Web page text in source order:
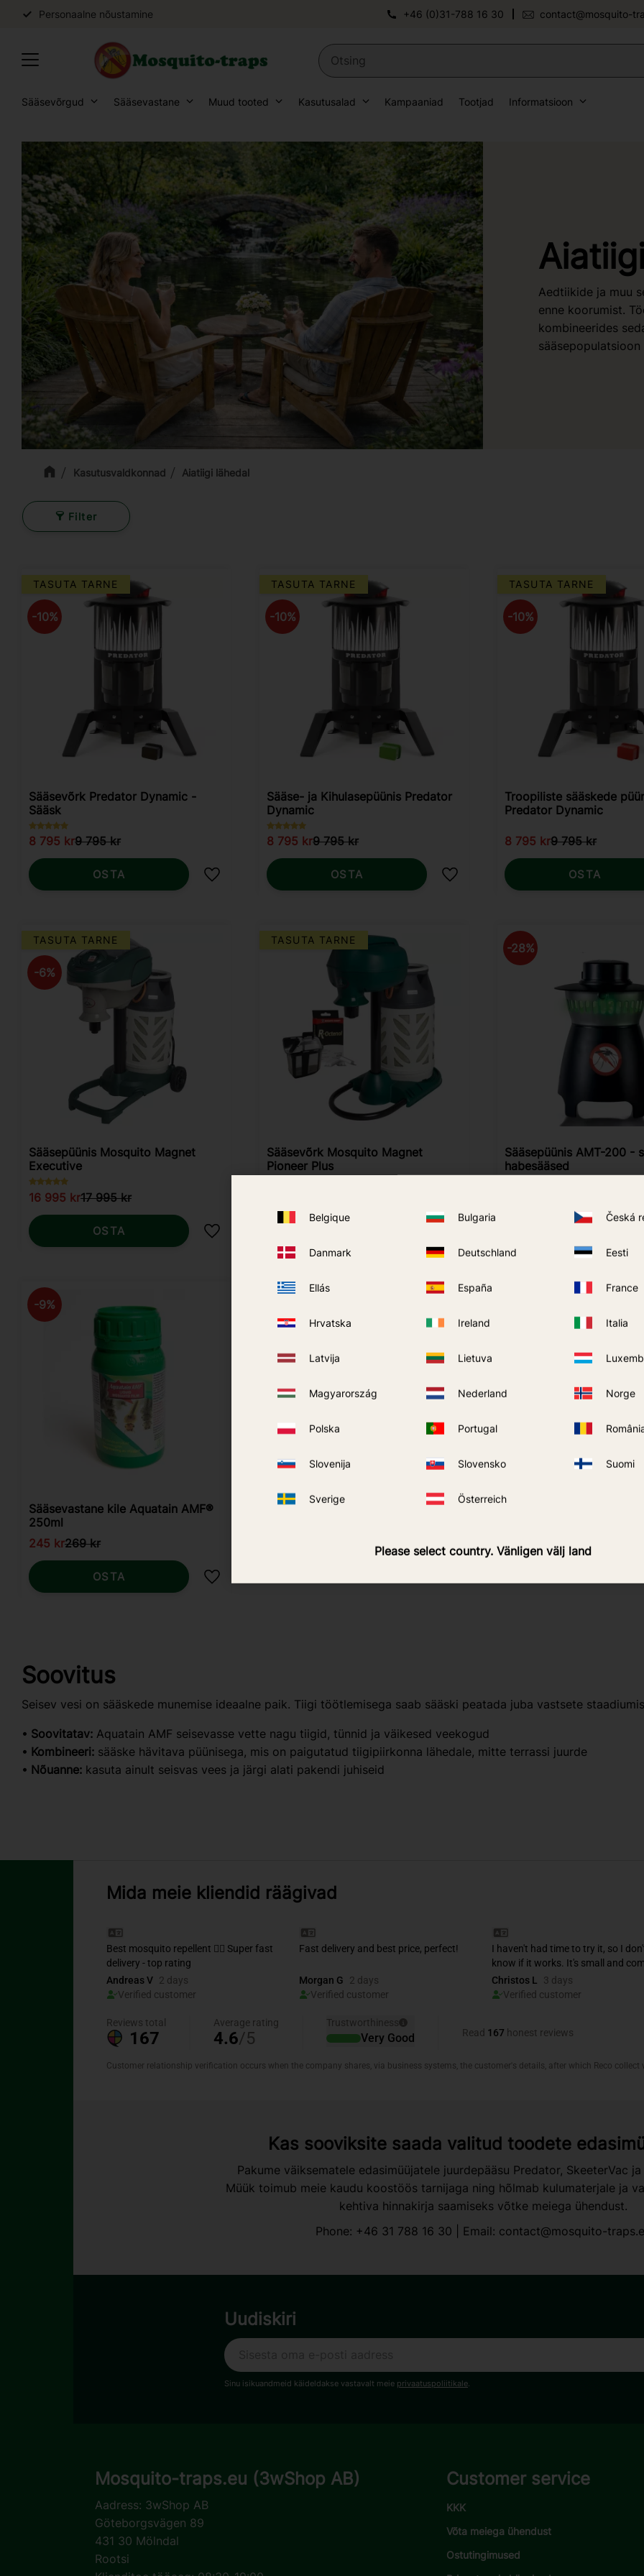
Personaalne nõustamine +46 (0)31-788 16 30 contact@mosquito-
Belgique Bulgaria Česká
Danmark Deutschland Eesti
Ellás España France
Hrvatska Ireland Italia
Latvija Lietuva
Magyarország Nederland Norge
Polska Portugal
Slovenija Slovensko Suomi
Sverige Österreich
Please select country. Vänligen välj land
Sääsevõrgud Sääsevastane Muud tooted Kasutusalad Kampaaniad Tootjad Informatsioon
Kasutusvaldkonnad Aiatiigi lähedal
Aedtiikide ja muu
enne koorumist.
kombineerides
Filter
Sääsevõrk Predator Dynamic -
Sääsk
8 795 kr9 795kr
10%
TASUTA TARNE
Lisa lemmikutesse
OSTA
Sääse- ja Kihulasepüünis Predator
Dynamic
8 795 kr9 795kr
10%
TASUTA TARNE
Lisa lemmikutesse
OSTA
Troopiliste sääskede
Predator Dynamic
8 795 kr9 795kr
10%
TASUTA TARNE
OSTA
Sääsepüünis Mosquito Magnet
Executive
16 995 kr17 995kr
6%
TASUTA TARNE
Lisa lemmikutesse
OSTA
Sääsevõrk Mosquito Magnet
Pioneer Plus
TASUTA TARNE
Sääsepüünis AMT-200 -
habesääsed
28%
Sääsevastane kile Aquatain AMF®
250ml
245 kr269kr
9%
Lisa lemmikutesse
OSTA
Soovitus
Seisev vesi on sääskede munemise ideaalne paik. Tiigi töötlemisega saab sääski peatada juba vastsete
Soovitatav: Aquatain AMF seisevasse vette nagu tiigid, tünnid ja väikesed veekogud
Kombineeri: sääske hävitava püünisega, mis on paigutatud tiigipiirkonna lähedale, mitte terrassi juurde
Nõuanne: kasuta ainult seisvas vees ja järgi alati pakendi juhiseid
Mida meie kliendid räägivad
Kas sooviksite saada valitud toodete
Pakume väiksematele edasimüüjatele juurdepääsu Predator, SkeeterVac
Müük toimub meie kaudu koostöös tarnijaga ning hõlmab kulumaterjale ja
kehtiva hinnakirja saamiseks võtke meiega ühendust.
Phone: +46 31 788 16 30 | Email: contact@mosquito-
Uudiskiri
Sinu isikuandmeid käideldakse vastavalt meie privaatuspoliitikale.
Mosquito-traps.eu (3wShop AB)
Aadress: 3wShop AB
Göteborgsvägen 89
431 30 Mölndal
Rootsi
Customer service
KKK
Võta meiega ühendust
Ostutingimused